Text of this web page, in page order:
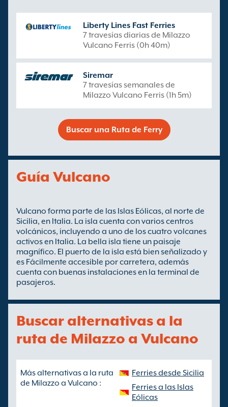
Liberty Lines Fast Ferries
7 travesías diarias de Milazzo
Vulcano Ferris (0h 40m)
Siremar
7 travesías semanales de
Milazzo Vulcano Ferris (1h 5m)
Buscar una Ruta de Ferry
Guía Vulcano
Vulcano forma parte de las Islas Eólicas, al norte de
Sicilia, en Italia. La isla cuenta con varios centros
volcánicos, incluyendo a uno de los cuatro volcanes
activos en Italia. La bella isla tiene un paisaje
magnífico. El puerto de la isla está bien señalizado y
es Fácilmente accesible por carretera, además
cuenta con buenas instalaciones en la terminal de
pasajeros.
Buscar alternativas a la
ruta de Milazzo a Vulcano
Más alternativas a la ruta
de Milazzo a Vulcano :
Ferries desde Sicilia
Ferries a las Islas
Eólicas